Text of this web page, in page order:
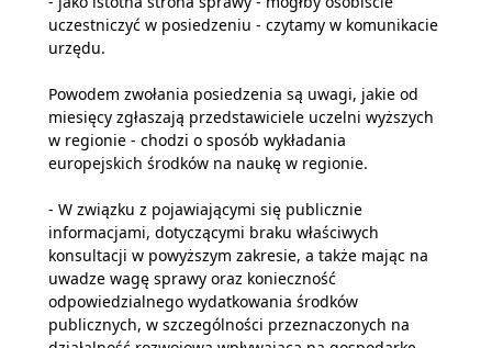
uczestniczyć w posiedzeniu - czytamy w komunikacie
urzędu.
Powodem zwołania posiedzenia są uwagi, jakie od
miesięcy zgłaszają przedstawiciele uczelni wyższych
w regionie - chodzi o sposób wykładania
europejskich środków na naukę w regionie.
- W związku z pojawiającymi się publicznie
informacjami, dotyczącymi braku właściwych
konsultacji w powyższym zakresie, a także mając na
uwadze wagę sprawy oraz konieczność
odpowiedzialnego wydatkowania środków
publicznych, w szczególności przeznaczonych na